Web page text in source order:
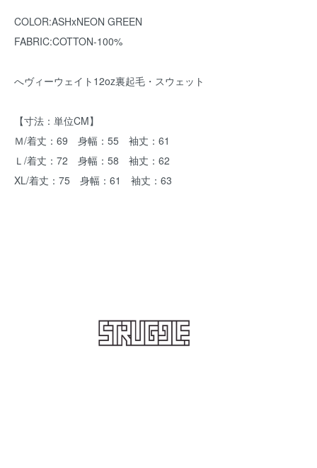
COLOR:ASHxNEON GREEN
FABRIC:COTTON-100%
へヴィーウェイト12oz裏起毛・スウェット
【寸法：単位CM】
Ｍ/着丈：69 身幅：55 袖丈：61
Ｌ/着丈：72 身幅：58 袖丈：62
XL/着丈：75 身幅：61 袖丈：63